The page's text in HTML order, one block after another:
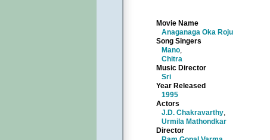
Movie Name
Anaganaga Oka Roju
Song Singers
Mano,
Chitra
Music Director
Sri
Year Released
1995
Actors
J.D. Chakravarthy,
Urmila Mathondkar
Director